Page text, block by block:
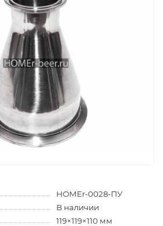
HOMEr-0028-ПУ
В наличии
119×119×110 мм